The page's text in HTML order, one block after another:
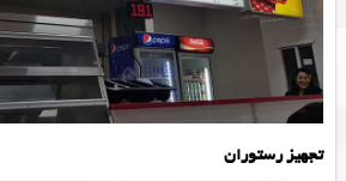
تجهیز رستوران